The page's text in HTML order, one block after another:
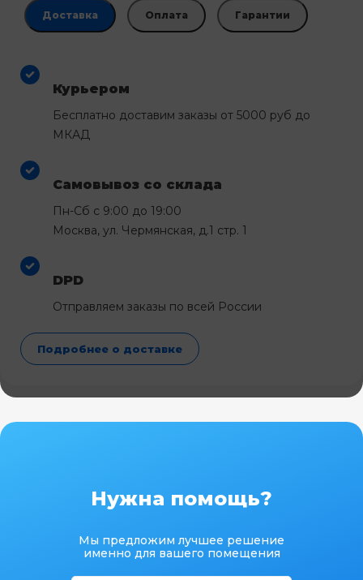
Доставка Оплата Гарантии
Курьером
Бесплатно доставим заказы от 5000 руб до
МКАД
Самовывоз со склада
Пн-Сб с 9:00 до 19:00
Москва, ул. Чермянская, д.1 стр. 1
DPD
Отправляем заказы по всей России
Подробнее о доставке
Нужна помощь?
Мы предложим лучшее решение
именно для вашего помещения